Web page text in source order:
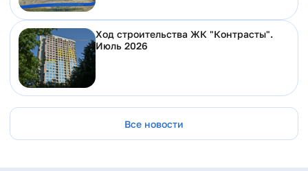
Ход строительства ЖК "Контрасты".
Июль 2026
Все новости